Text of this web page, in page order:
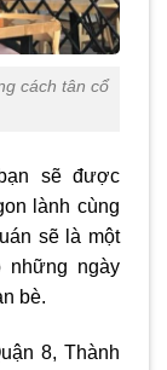
cách tân cổ
sẽ được
lành cùng
sẽ là một
những ngày
bè.
8, Thành